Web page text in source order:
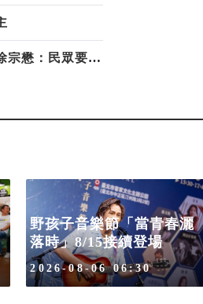
當調查局或警方突然造訪 徐宗懋：民眾要懂自保
野孩子音樂節「當青春灑
落時」8/15接續登場
2026-08-06 06:30